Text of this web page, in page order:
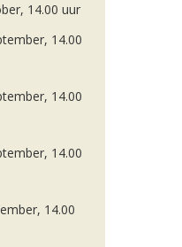
14.00 uur
14.00
14.00
14.00
14.00